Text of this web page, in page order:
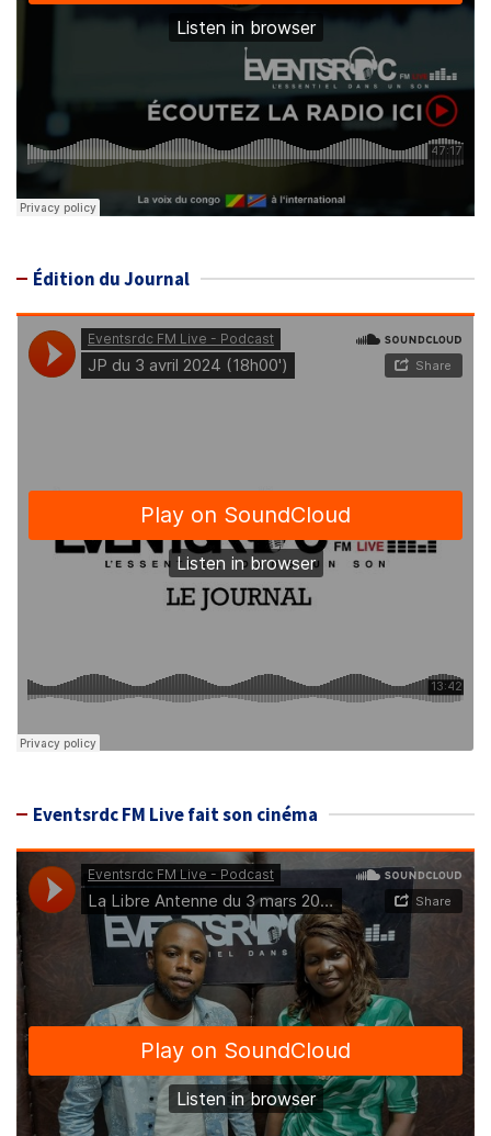
Édition du Journal
Eventsrdc FM Live fait son cinéma